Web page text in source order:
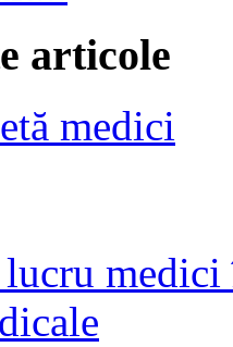
articole
medici
lucru